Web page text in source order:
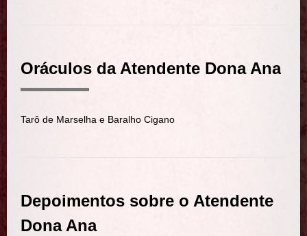
Oráculos da Atendente Dona Ana
Tarô de Marselha e Baralho Cigano
Depoimentos sobre o Atendente
Dona Ana